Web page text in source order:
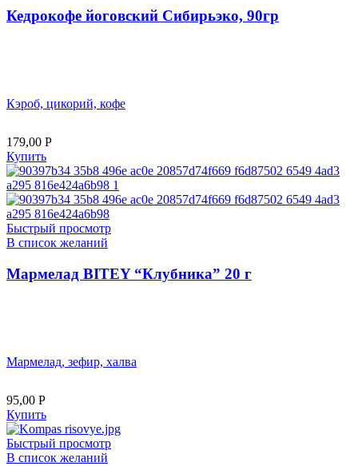
Кедрокофе йоговский Сибирьэко, 90гр
Кэроб, цикорий, кофе
179,00 Р
Купить
Быстрый просмотр
В список желаний
Мармелад BITEY “Клубника” 20 г
Мармелад, зефир, халва
95,00 Р
Купить
Быстрый просмотр
В список желаний